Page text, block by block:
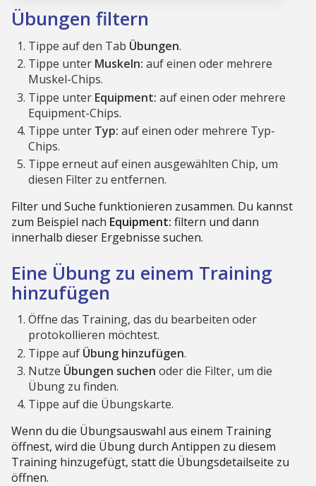
Übungen filtern
Tippe auf den Tab Übungen.
Tippe unter Muskeln: auf einen oder mehrere
Muskel-Chips.
Tippe unter Equipment: auf einen oder mehrere
Equipment-Chips.
Tippe unter Typ: auf einen oder mehrere Typ-
Chips.
Tippe erneut auf einen ausgewählten Chip, um
diesen Filter zu entfernen.
Filter und Suche funktionieren zusammen. Du kannst
zum Beispiel nach Equipment: filtern und dann
innerhalb dieser Ergebnisse suchen.
Eine Übung zu einem Training
hinzufügen
Öffne das Training, das du bearbeiten oder
protokollieren möchtest.
Tippe auf Übung hinzufügen.
Nutze Übungen suchen oder die Filter, um die
Übung zu finden.
Tippe auf die Übungskarte.
Wenn du die Übungsauswahl aus einem Training
öffnest, wird die Übung durch Antippen zu diesem
Training hinzugefügt, statt die Übungsdetailseite zu
öffnen.